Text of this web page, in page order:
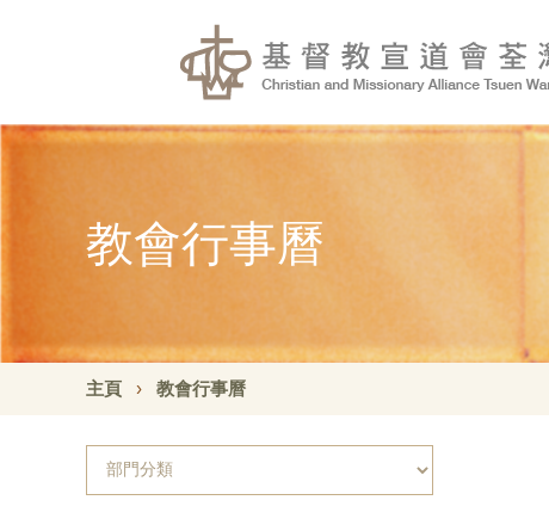
教會行事曆
主頁 教會行事曆